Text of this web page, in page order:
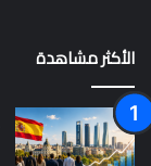
الأكثر مشاهدة